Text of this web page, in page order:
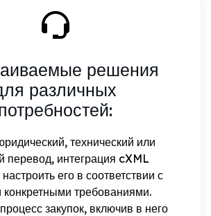
решения
различных
технический или
перевод, интеграция cXML
его в соответствии с
требованиями.
закупок, включив в него